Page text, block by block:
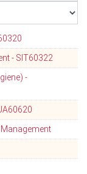
- SIT60322
-